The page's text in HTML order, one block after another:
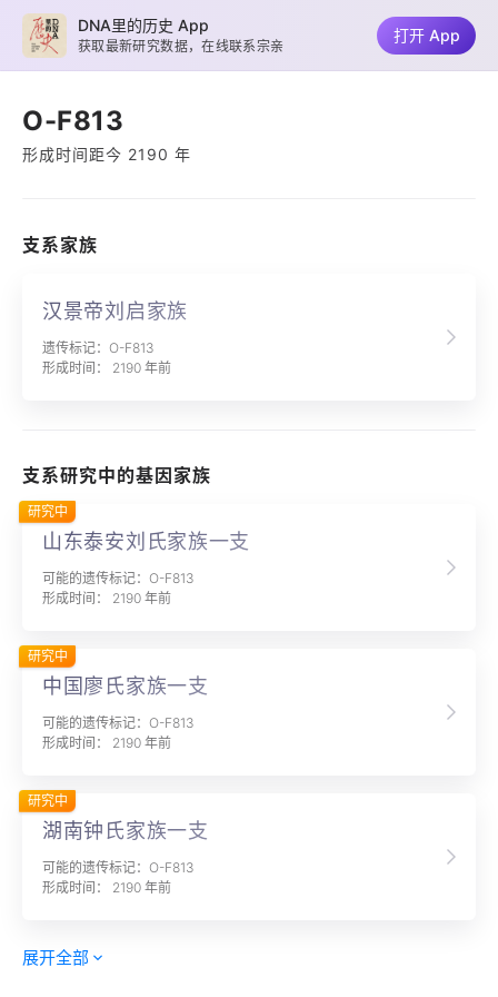
O-F813
形成时间距今 2190 年
支系家族
汉景帝刘启家族
遗传标记：O-F813
形成时间： 2190 年前
支系研究中的基因家族
山东泰安刘氏家族一支
可能的遗传标记：O-F813
形成时间： 2190 年前
研究中
中国廖氏家族一支
可能的遗传标记：O-F813
形成时间： 2190 年前
研究中
湖南钟氏家族一支
可能的遗传标记：O-F813
形成时间： 2190 年前
研究中
展开全部
DNA里的历史 App
获取最新研究数据，在线联系宗亲
打开 App